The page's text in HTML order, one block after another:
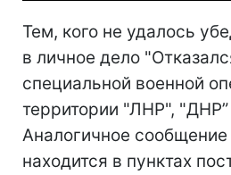
Тем, кого не удалось
в личное дело
специальной военной
территории "ЛНР", "ДНР”
Аналогичное
находится в пунктах